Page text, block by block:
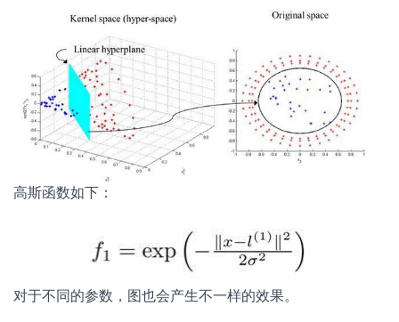
高斯函数如下：
对于不同的参数，图也会产生不一样的效果。